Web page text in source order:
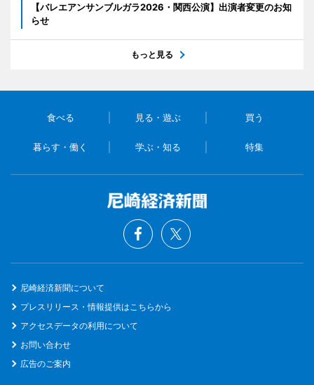
【バレエアンサンブルガラ2026・関西公演】出演者変更のお知
らせ
もっと見る
食べる 見る・遊ぶ 買う
暮らす・働く 学ぶ・知る 特集
尼崎経済新聞について
プレスリリース・情報提供はこちらから
アクセスデータの利用について
お問い合わせ
広告のご案内